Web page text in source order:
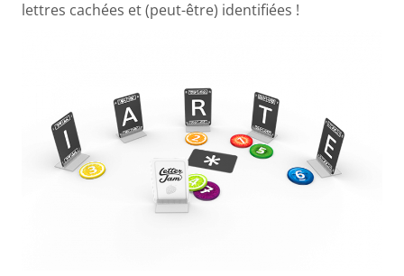
lettres cachées et (peut-être) identifiées !